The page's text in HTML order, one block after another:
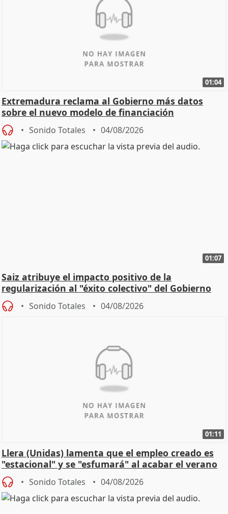
01:04
Extremadura reclama al Gobierno más datos
sobre el nuevo modelo de financiación
Sonido Totales 04/08/2026
01:07
Saiz atribuye el impacto positivo de la
regularización al "éxito colectivo" del Gobierno
Sonido Totales 04/08/2026
01:11
Llera (Unidas) lamenta que el empleo creado es
"estacional" y se "esfumará" al acabar el verano
Sonido Totales 04/08/2026